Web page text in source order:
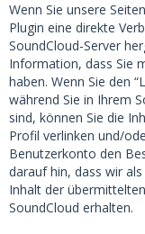
Wenn Sie unsere
Plugin eine direkte
SoundCloud-Server
Information, dass Sie
haben. Wenn Sie den
während Sie in Ihrem
sind, können Sie die
Profil verlinken und/
Benutzerkonto den
darauf hin, dass wir
Inhalt der
SoundCloud erhalten.